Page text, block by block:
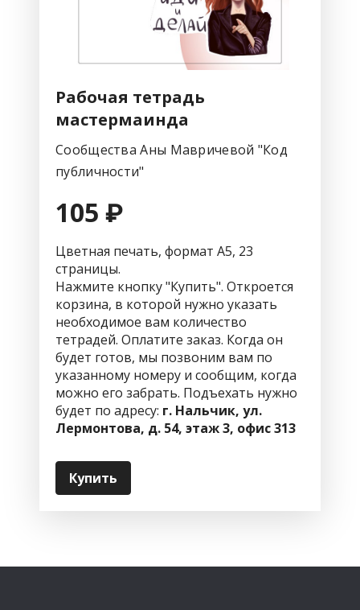
Рабочая тетрадь
мастермаинда
Сообщества Аны Мавричевой "Код
публичности"
105 ₽
Цветная печать, формат А5, 23
страницы.
Нажмите кнопку "Купить". Откроется
корзина, в которой нужно указать
необходимое вам количество
тетрадей. Оплатите заказ. Когда он
будет готов, мы позвоним вам по
указанному номеру и сообщим, когда
можно его забрать. Подъехать нужно
будет по адресу: г. Нальчик, ул.
Лермонтова, д. 54, этаж 3, офис 313
Купить